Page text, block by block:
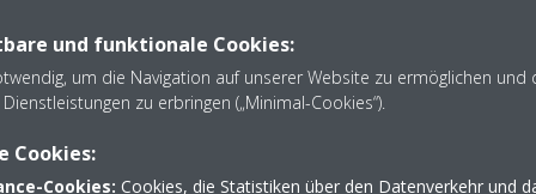
DAIKIN Geräte werden ihren Beitrag zur Erfüllung beider
ausgelegt, die höchstmögliche Energieeffizienz zu bieten, die
– dafür steht seit Jahrzehnten die Marke DAIKIN.
und funktionale Cookies:
um die Navigation auf unserer Website zu ermöglichen und
zu erbringen („Minimal-Cookies“).
Cookies:
Cookies: Cookies, die Statistiken über den Datenverkehr und